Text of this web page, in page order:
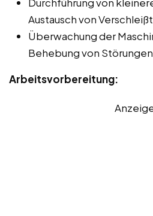
Austausch von
Überwachung der
Behebung von
Arbeitsvorbereitung: